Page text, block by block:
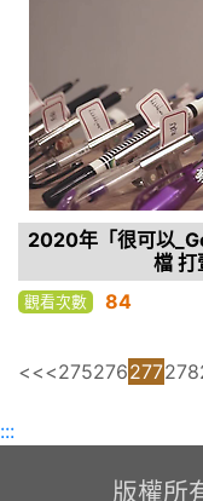
2020年「很可以
檔 打
觀看次數 84
<<<275276277278
:::
版權所